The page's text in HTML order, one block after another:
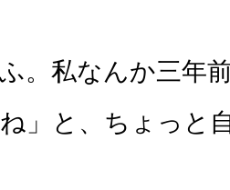
ふ。私なんか三年
」と、ちょっと